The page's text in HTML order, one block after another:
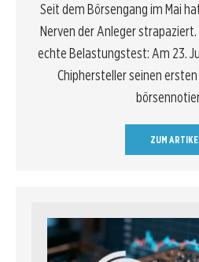
Seit dem Börsengang im Mai
Nerven der Anleger
echte Belastungstest: Am 23.
Chiphersteller seinen
ZUM